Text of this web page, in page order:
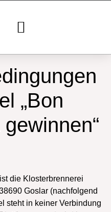
„Bon
die Klosterbrennerei
Goslar (nachfolgend
steht in keiner Verbindung